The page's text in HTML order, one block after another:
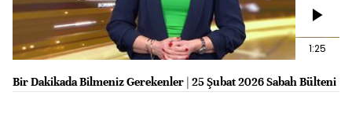
1:25
Bir Dakikada Bilmeniz Gerekenler | 25 Şubat 2026 Sabah Bülteni